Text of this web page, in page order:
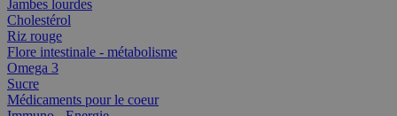
Jambes lourdes
Cholestérol
Riz rouge
Flore intestinale - métabolisme
Omega 3
Sucre
Médicaments pour le coeur